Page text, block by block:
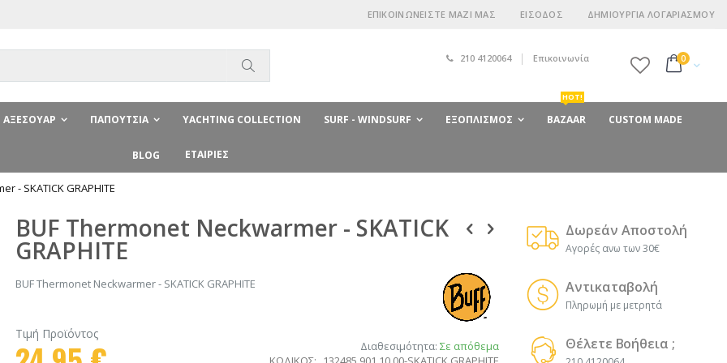
ΕΠΙΚΟΙΝΩΝΕΊΣΤΕ ΜΑΖΊ ΜΑΣ ΕΊΣΟΔΟΣ ΔΗΜΙΟΥΡΓΊΑ ΛΟΓΑΡΙΑΣΜΟΎ
Cart
0στοιχεία
210 4120064 Επικοινωνία
ΑΞΕΣΟΥΆΡ ΠΑΠΟΎΤΣΙΑ YACHTING COLLECTION SURF - WINDSURF ΕΞΟΠΛΙΣΜΌΣ BAZAAR
HOT!
CUSTOM MADE
BLOG ΕΤΑΙΡΊΕΣ
- SKATICK GRAPHITE
BUF Thermonet Neckwarmer - SKATICK
GRAPHITE
BUF Thermonet Neckwarmer - SKATICK GRAPHITE
Τιμή Προϊόντος
Διαθεσιμότητα: Σε απόθεμα
Δωρεάν Αποστολή
Αγορές ανω των 30€
Αντικαταβολή
Πληρωμή με μετρητά
Θέλετε Βοήθεια ;